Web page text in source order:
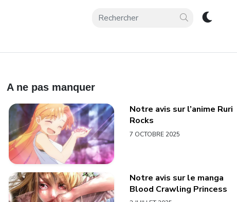
A ne pas manquer
Notre avis sur l’anime Ruri
Rocks
7 OCTOBRE 2025
Notre avis sur le manga
Blood Crawling Princess